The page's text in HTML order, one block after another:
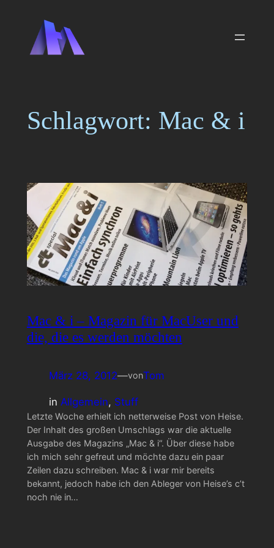
springen
Schlagwort: Mac & i
Mac & i – Magazin für MacUser und
die, die es werden möchten
März 28, 2012—vonTom
in Allgemein, Stuff
Letzte Woche erhielt ich netterweise Post von Heise.
Der Inhalt des großen Umschlags war die aktuelle
Ausgabe des Magazins „Mac & i“. Über diese habe
ich mich sehr gefreut und möchte dazu ein paar
Zeilen dazu schreiben. Mac & i war mir bereits
bekannt, jedoch habe ich den Ableger von Heise’s c’t
noch nie in…